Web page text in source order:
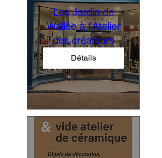
Les Jardin de
Wallée à l'Atelier
des créateurs
Détails